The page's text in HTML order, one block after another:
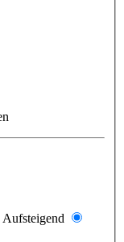
Aufsteigend